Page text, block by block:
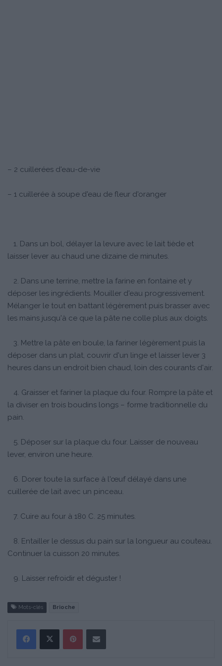
– 2 cuillerées d'eau-de-vie
– 1 cuillerée à soupe d'eau de fleur d'oranger
1. Dans un bol, délayer la levure avec le lait tiède et
laisser lever au chaud une dizaine de minutes.
2. Dans une terrine, mettre la farine en fontaine et y
déposer les ingrédients. Mouiller d'eau progressivement.
Mélanger le tout en battant légèrement puis brasser avec
les mains jusqu'à ce que la pâte ne colle plus aux doigts.
3. Mettre la pâte en boule, la fariner légèrement puis la
déposer dans un plat, couvrir d'un linge et laisser lever 3
heures dans un endroit bien chaud, loin des courants d'air.
4. Graisser et fariner la plaque du four. Rompre la pâte et
la diviser en trois boudins longs – forme traditionnelle du
pain.
5. Déposer sur la plaque du four. Laisser de nouveau
lever, environ une heure.
6. Dorer toute la surface à l'œuf délayé dans une
cuillerée de lait avec un pinceau.
7. Cuire au four à 180 C. 25 minutes.
8. Entailler le dessus du pain sur la longueur au couteau.
Continuer la cuisson 20 minutes.
9. Laisser refroidir et déguster !
Mots-clés Brioche